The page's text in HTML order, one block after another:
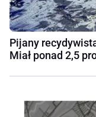
Pijany
Miał ponad 2,5